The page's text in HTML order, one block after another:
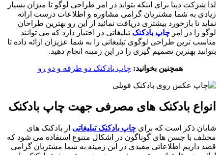
لذا شرکت دیبا برای اینکه بتواند در امر طراحی لوگو تا میزان بسیار
زیادی به شما مشتریان گرامی مشاوره و اطلاعات درست ارائه
نماید تا بازخورد بیشتری دریافت نمائید از این رو بهترین طراحان
لوگو را در امر چاپ بادکنک تبلیغاتی در اختیار دارد که می توانند
مناسب ترین طراحی لوگوی تبلیغاتی را به شما عزیزان ارائه داده تا
بتوانید بهترین تصمیم گیری را در این زمینه انجام دهید.
همچنین بخوانید: چاپ بادکنک دو طرفه و دو رو
انواع بادکنک های مصرفی جهت چاپ بادکنک
شایان ذکر است که برای چاپ بادکنک تبلیغاتی از بادکنک های
مختلف با جسن های گوناگون در اشکال متنوع استفاده می شود که
قصد داریم اطلاعاتی مفیدی در این زمینه به شما مشتریان گرامی